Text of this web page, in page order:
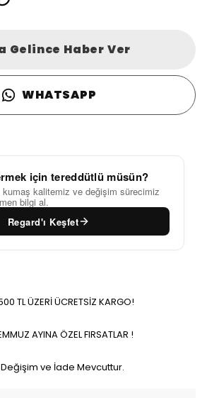
Gelince Haber Ver
WHATSAPP
için tereddütlü müsün?
kumaş kalitemiz ve değişim sürecimiz
bilgi al.
Regard'ı Keşfet
TL ÜZERİ ÜCRETSİZ KARGO!
AYINA ÖZEL FIRSATLAR !
Değişim ve İade Mevcuttur.